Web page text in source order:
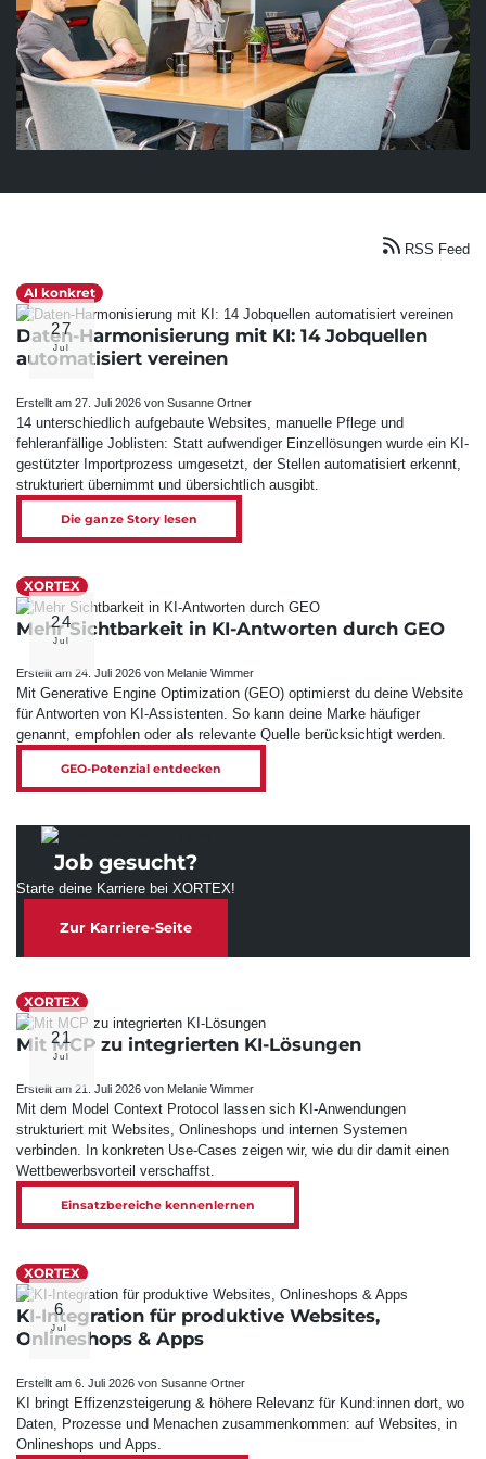
Suchmaschinen-Marketing
Serverseitiges Tracking
E-Mail-Marketing-Automation
Hosting & Betrieb
Mailservice
RSS Feed
27
Jul
AI konkret
Daten-Harmonisierung mit KI: 14 Jobquellen
automatisiert vereinen
Erstellt am 27. Juli 2026 von Susanne Ortner
14 unterschiedlich aufgebaute Websites, manuelle Pflege und
fehleranfällige Joblisten: Statt aufwendiger Einzellösungen wurde ein KI-
gestützter Importprozess umgesetzt, der Stellen automatisiert erkennt,
strukturiert übernimmt und übersichtlich ausgibt.
Die ganze Story lesen
24
Jul
XORTEX
Mehr Sichtbarkeit in KI-Antworten durch GEO
Erstellt am 24. Juli 2026 von Melanie Wimmer
Mit Generative Engine Optimization (GEO) optimierst du deine Website
für Antworten von KI-Assistenten. So kann deine Marke häufiger
genannt, empfohlen oder als relevante Quelle berücksichtigt werden.
GEO-Potenzial entdecken
Job gesucht?
Starte deine Karriere bei XORTEX!
Zur Karriere-Seite
21
Jul
XORTEX
Mit MCP zu integrierten KI-Lösungen
Erstellt am 21. Juli 2026 von Melanie Wimmer
Mit dem Model Context Protocol lassen sich KI-Anwendungen
strukturiert mit Websites, Onlineshops und internen Systemen
verbinden. In konkreten Use-Cases zeigen wir, wie du dir damit einen
Wettbewerbsvorteil verschaffst.
Einsatzbereiche kennenlernen
6
Jul
XORTEX
KI-Integration für produktive Websites,
Onlineshops & Apps
Erstellt am 6. Juli 2026 von Susanne Ortner
KI bringt Effizenzsteigerung & höhere Relevanz für Kund:innen dort, wo
Daten, Prozesse und Menachen zusammen­kommen: auf Websites, in
Onlineshops und Apps.